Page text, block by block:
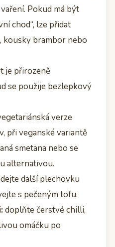
Pokud má být
chod“, lze přidat
kousky brambor nebo
je přirozeně
se použije bezlepkový
verze
při veganské variantě
smetana nebo se
alternativou.
další plechovku
s pečeným tofu.
doplňte čerstvé chilli,
omáčku po